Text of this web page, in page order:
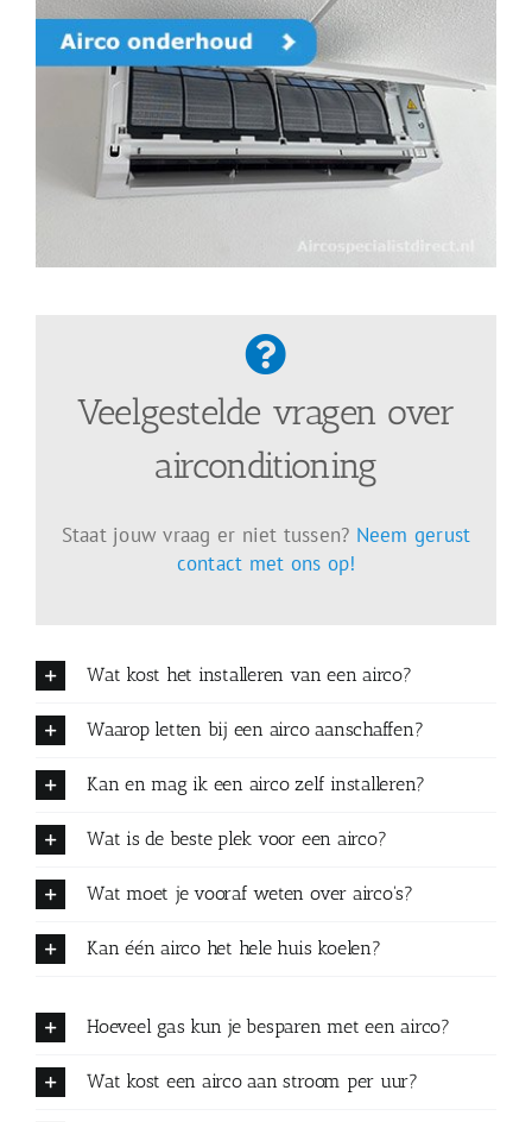
Veelgestelde vragen over
airconditioning
Staat jouw vraag er niet tussen? Neem gerust
contact met ons op!
Wat kost het installeren van een airco?
Waarop letten bij een airco aanschaffen?
Kan en mag ik een airco zelf installeren?
Wat is de beste plek voor een airco?
Wat moet je vooraf weten over airco's?
Kan één airco het hele huis koelen?
Hoeveel gas kun je besparen met een airco?
Wat kost een airco aan stroom per uur?